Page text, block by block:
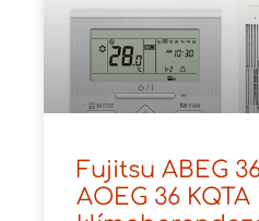
Fujitsu ABEG
AOEG 36 KQTA